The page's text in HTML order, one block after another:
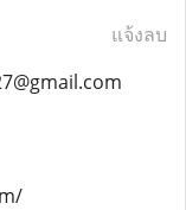
แจ้งลบ